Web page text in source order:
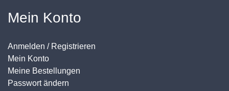
Mein Konto
Anmelden / Registrieren
Mein Konto
Meine Bestellungen
Passwort ändern